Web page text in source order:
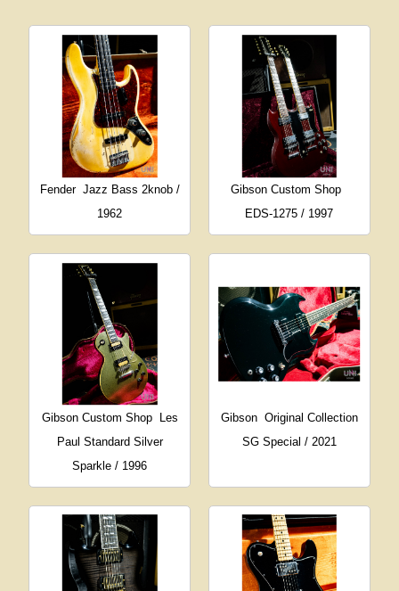
Fender Jazz Bass 2knob /
1962
Gibson Custom Shop
EDS-1275 / 1997
Gibson Custom Shop
Les
Paul Standard Silver
Sparkle / 1996
Gibson Original Collection
SG Special / 2021